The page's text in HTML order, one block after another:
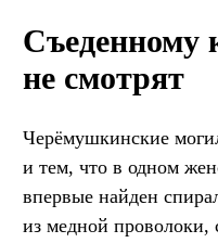
Съеденному
не смотрят
Черёмушкинские
и тем, что в одном
впервые найден
из медной проволоки,